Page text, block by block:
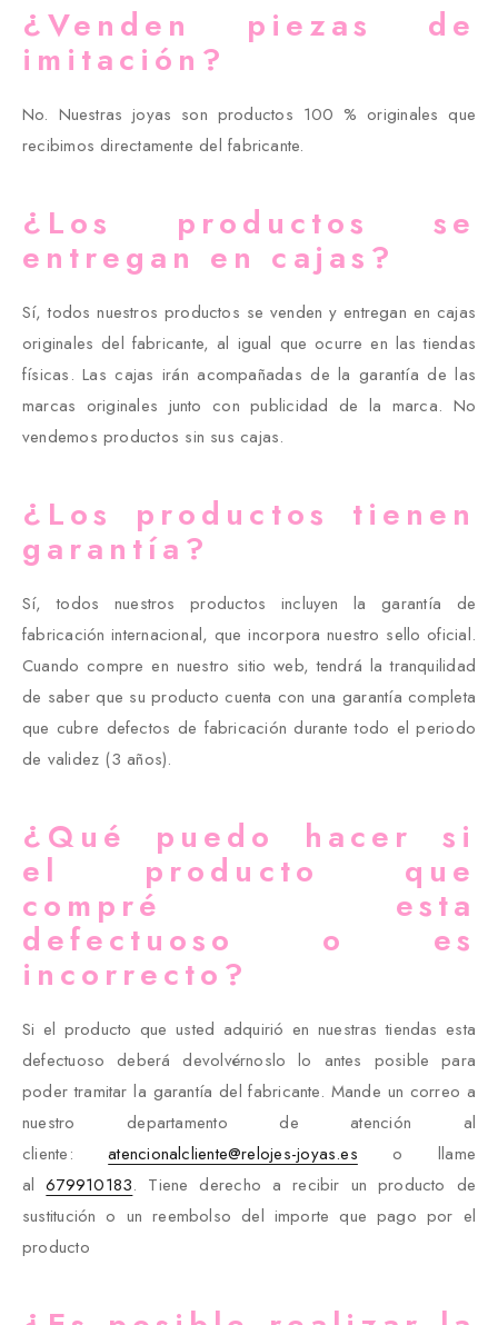
¿Venden piezas de
imitación?
No. Nuestras joyas son productos 100 % originales que
recibimos directamente del fabricante.
¿Los productos se
entregan en cajas?
Sí, todos nuestros productos se venden y entregan en cajas
originales del fabricante, al igual que ocurre en las tiendas
físicas. Las cajas irán acompañadas de la garantía de las
marcas originales junto con publicidad de la marca. No
vendemos productos sin sus cajas.
¿Los productos tienen
garantía?
Sí, todos nuestros productos incluyen la garantía de
fabricación internacional, que incorpora nuestro sello oficial.
Cuando compre en nuestro sitio web, tendrá la tranquilidad
de saber que su producto cuenta con una garantía completa
que cubre defectos de fabricación durante todo el periodo
de validez (3 años).
¿Qué puedo hacer si
el producto que
compré esta
defectuoso o es
incorrecto?
Si el producto que usted adquirió en nuestras tiendas esta
defectuoso deberá devolvérnoslo lo antes posible para
poder tramitar la garantía del fabricante. Mande un correo a
nuestro departamento de atención al
cliente:atencionalcliente@relojes-joyas.es o llame
al679910183. Tiene derecho a recibir un producto de
sustitución o un reembolso del importe que pago por el
producto